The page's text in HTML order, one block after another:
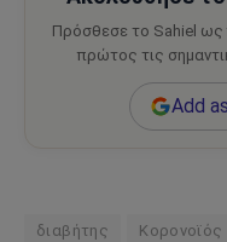
Πρόσθεσε το Sahiel ως
πρώτος τις
Add
διαβήτης Κορονοϊός